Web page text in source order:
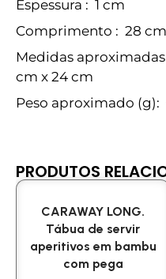
Espessura : 1 cm
Comprimento : 28 cm
Medidas
cm x 24 cm
Peso aproximado (g):
PRODUTOS
CARAWAY LONG.
Tábua de servir
aperitivos em bambu
com pega